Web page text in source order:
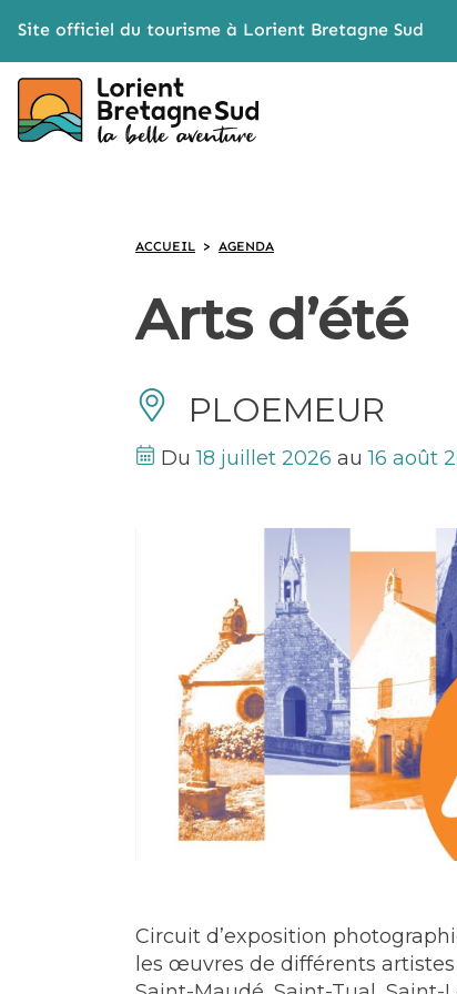
Site officiel du tourisme à Lorient Bretagne Sud
ACCUEIL > AGENDA
Arts d’été
PLOEMEUR
Du18 juillet 2026 au16 août
Circuit d’exposition
les œuvres de différents